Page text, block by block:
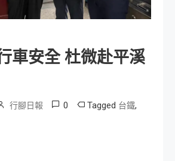
車安全 杜微赴平溪
行腳日報 0 Tagged 台鐵,